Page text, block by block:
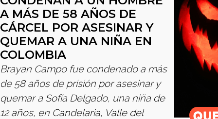
A MÁS DE 58 AÑOS DE
CÁRCEL POR ASESINAR Y
QUEMAR A UNA NIÑA EN
COLOMBIA
Brayan Campo fue condenado a más
de 58 años de prisión por asesinar y
quemar a Sofía Delgado, una niña de
12 años, en Candelaria, Valle del